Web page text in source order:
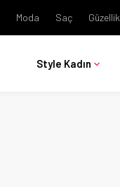
Moda Saç Güzellik
Style Kadın